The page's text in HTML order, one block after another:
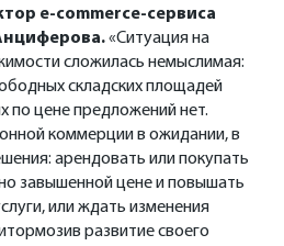
e-commerce-сервиса
«Ситуация на
сложилась немыслимая:
складских площадей
по цене предложений нет.
коммерции в ожидании, в
арендовать или покупать
завышенной цене и повышать
или ждать изменения
развитие своего